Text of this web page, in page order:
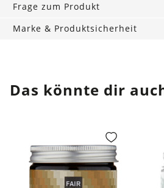
Frage zum Produkt
Marke & Produktsicherheit
Das könnte dir